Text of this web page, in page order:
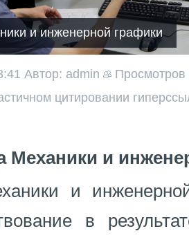
и инженерной графики
Автор: admin
Просмотров
цитировании
Механики и
и
в